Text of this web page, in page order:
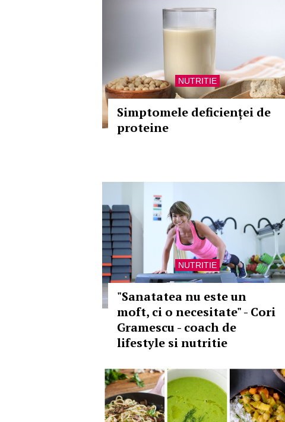
NUTRITIE
Simptomele deficienței de
proteine
NUTRITIE
"Sanatatea nu este un
moft, ci o necesitate" - Cori
Gramescu - coach de
lifestyle si nutritie